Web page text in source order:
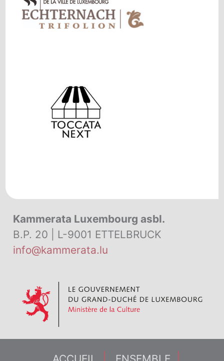
Kammerata Luxembourg asbl.
B.P. 20 | L-9001 ETTELBRUCK
info@kammerata.lu